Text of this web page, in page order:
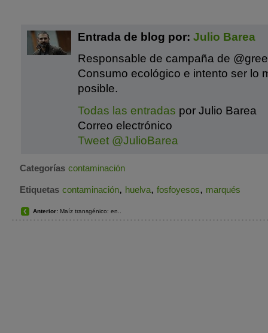
Entrada de blog por: Julio Barea
Responsable de campaña de
Consumo ecológico e intento ser lo
posible.
Todas las entradas por Julio Barea
Correo electrónico
Tweet @JulioBarea
Categorías contaminación
Etiquetas contaminación, huelva, fosfoyesos, marqués
Anterior: Maíz transgénico: en..